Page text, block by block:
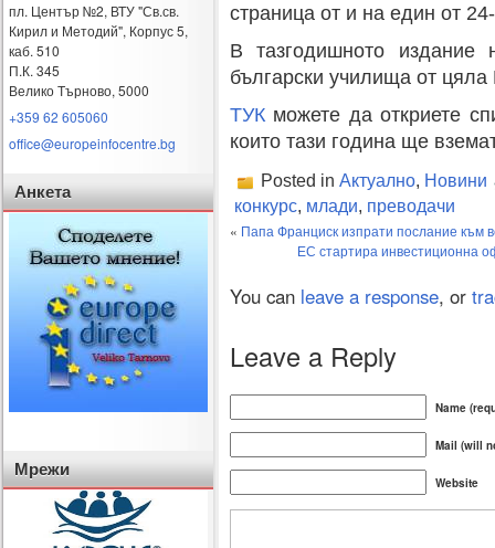
пл. Център №2, ВТУ "Св.св.
Кирил и Методий", Корпус 5,
каб. 510
П.К. 345
Велико Търново, 5000
+359 62 605060
office@europeinfocentre.bg
Анкета
Мрежи
страница от и на един от
В тазгодишното издание
български училища от цяла
ТУК можете да откриете
които тази година ще
Posted in Актуално, Новини
конкурс, млади, преводачи
« Папа Франциск изпрати послание към
ЕС стартира инвестиционна
You can leave a response, or
Leave a Reply
Name
Mail (will
Website